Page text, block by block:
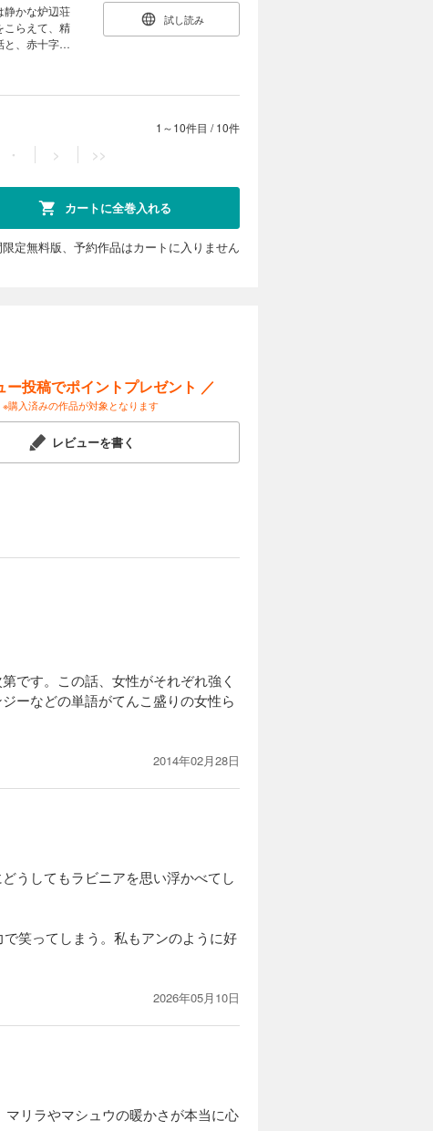
静かな炉辺荘
こらえて、精
、赤十字少
試し読み
1～10件目 /10件
・ > >>
カートに全巻入れる
定無料版、予約作品はカートに入りません
ー投稿でポイントプレゼント ／
※購入済みの作品が対象となります
レビューを書く
です。この話、女性がそれぞれ強く
ーなどの単語がてんこ盛りの女性ら
2014年02月28日
うしてもラビニアを思い浮かべてし
笑ってしまう。私もアンのように好
2026年05月10日
リラやマシュウの暖かさが本当に心